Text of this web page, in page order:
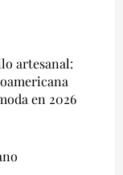
artesanal:
en 2026